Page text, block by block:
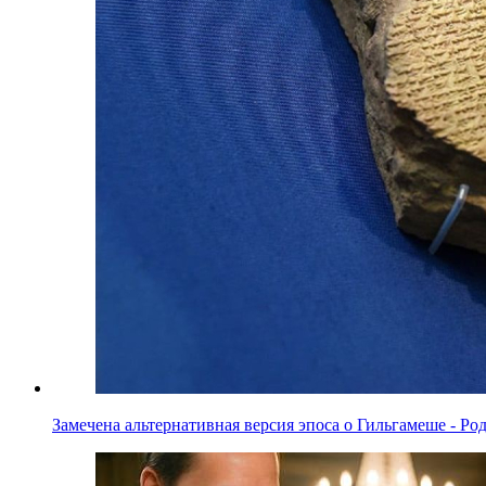
Замечена альтернативная версия эпоса о Гильгамеше -